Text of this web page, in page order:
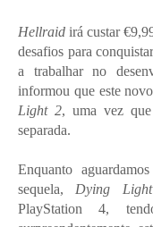
Hellraid irá custar
desafios para
a trabalhar no
informou que este
Light 2, uma vez que
separada.
Enquanto
sequela, Dying Light
PlayStation 4,